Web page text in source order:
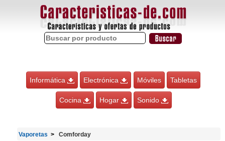
Informática Electrónica Móviles Tabletas
Cocina Hogar Sonido
Vaporetas Comforday